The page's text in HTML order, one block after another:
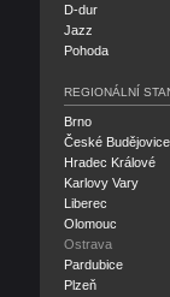
D-dur
Jazz
Pohoda
REGIONÁLNÍ
Brno
České Budějovice
Hradec Králové
Karlovy Vary
Liberec
Olomouc
Ostrava
Pardubice
Plzeň